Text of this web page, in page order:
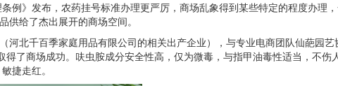
》发布，农药挂号标准办理更严厉，商场乱象得到某些特定的程度办理
供给了杰出展开的商场空间。
北千百季家庭用品有限公司的相关出产企业），与专业电商团队仙葩园艺
得了商场成功。呋虫胺成分安全性高，仅为微毒，与指甲油毒性适当，不
捷走红。